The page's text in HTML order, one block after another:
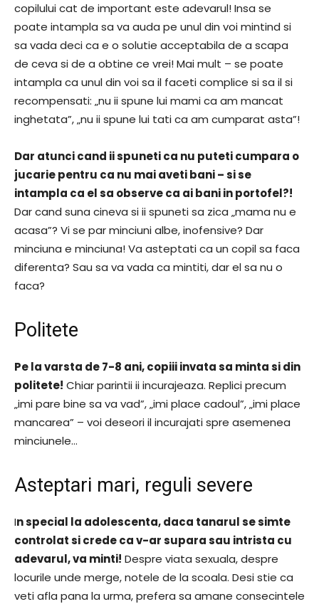
copilului cat de important este adevarul! Insa se
poate intampla sa va auda pe unul din voi mintind si
sa vada deci ca e o solutie acceptabila de a scapa
de ceva si de a obtine ce vrei! Mai mult – se poate
intampla ca unul din voi sa il faceti complice si sa il si
recompensati: „nu ii spune lui mami ca am mancat
inghetata”, „nu ii spune lui tati ca am cumparat asta”!
Dar atunci cand ii spuneti ca nu puteti cumpara o
jucarie pentru ca nu mai aveti bani – si se
intampla ca el sa observe ca ai bani in portofel?!
Dar cand suna cineva si ii spuneti sa zica „mama nu e
acasa”? Vi se par minciuni albe, inofensive? Dar
minciuna e minciuna! Va asteptati ca un copil sa faca
diferenta? Sau sa va vada ca mintiti, dar el sa nu o
faca?
Politete
Pe la varsta de 7-8 ani, copiii invata sa minta si din
politete! Chiar parintii ii incurajeaza. Replici precum
„imi pare bine sa va vad”, „imi place cadoul”, „imi place
mancarea” – voi deseori il incurajati spre asemenea
minciunele…
Asteptari mari, reguli severe
In special la adolescenta, daca tanarul se simte
controlat si crede ca v-ar supara sau intrista cu
adevarul, va minti! Despre viata sexuala, despre
locurile unde merge, notele de la scoala. Desi stie ca
veti afla pana la urma, prefera sa amane consecintele